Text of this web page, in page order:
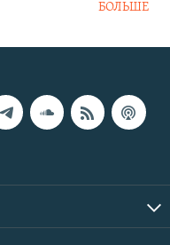
БОЛЬШЕ